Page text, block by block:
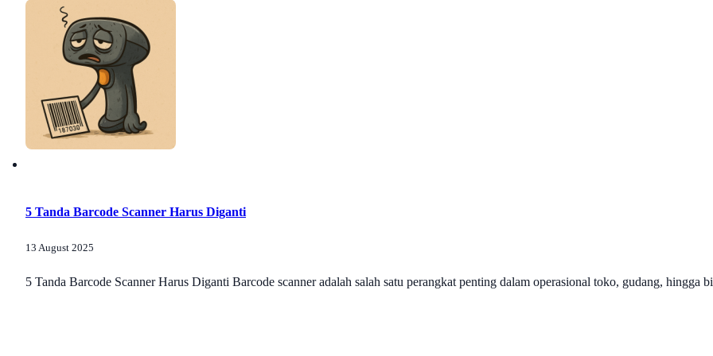
5 Tanda Barcode Scanner Harus Diganti
13 August 2025
5 Tanda Barcode Scanner Harus Diganti Barcode scanner adalah salah satu perangkat penting dalam operasional toko, gudang, hingga